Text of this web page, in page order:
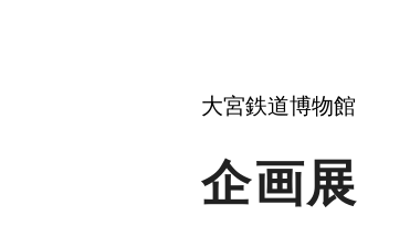
​大宮鉄道博物館
企画展